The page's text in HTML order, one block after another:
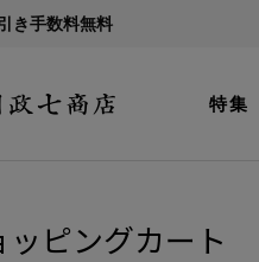
き手数料無料
特集
ッピングカート